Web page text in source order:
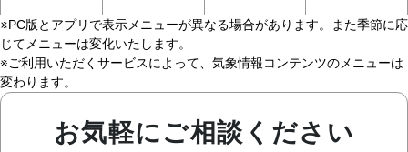
※PC版とアプリで表示メニューが異なる場合があります。また季節に応
じてメニューは変化いたします。
※ご利用いただくサービスによって、気象情報コンテンツのメニューは
変わります。
お気軽にご相談ください